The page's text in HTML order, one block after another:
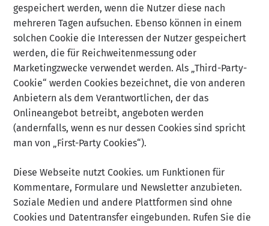
gespeichert werden, wenn die Nutzer diese nach
mehreren Tagen aufsuchen. Ebenso können in einem
solchen Cookie die Interessen der Nutzer gespeichert
werden, die für Reichweitenmessung oder
Marketingzwecke verwendet werden. Als „Third-Party-
Cookie“ werden Cookies bezeichnet, die von anderen
Anbietern als dem Verantwortlichen, der das
Onlineangebot betreibt, angeboten werden
(andernfalls, wenn es nur dessen Cookies sind spricht
man von „First-Party Cookies“).
Diese Webseite nutzt Cookies. um Funktionen für
Kommentare, Formulare und Newsletter anzubieten.
Soziale Medien und andere Plattformen sind ohne
Cookies und Datentransfer eingebunden. Rufen Sie die